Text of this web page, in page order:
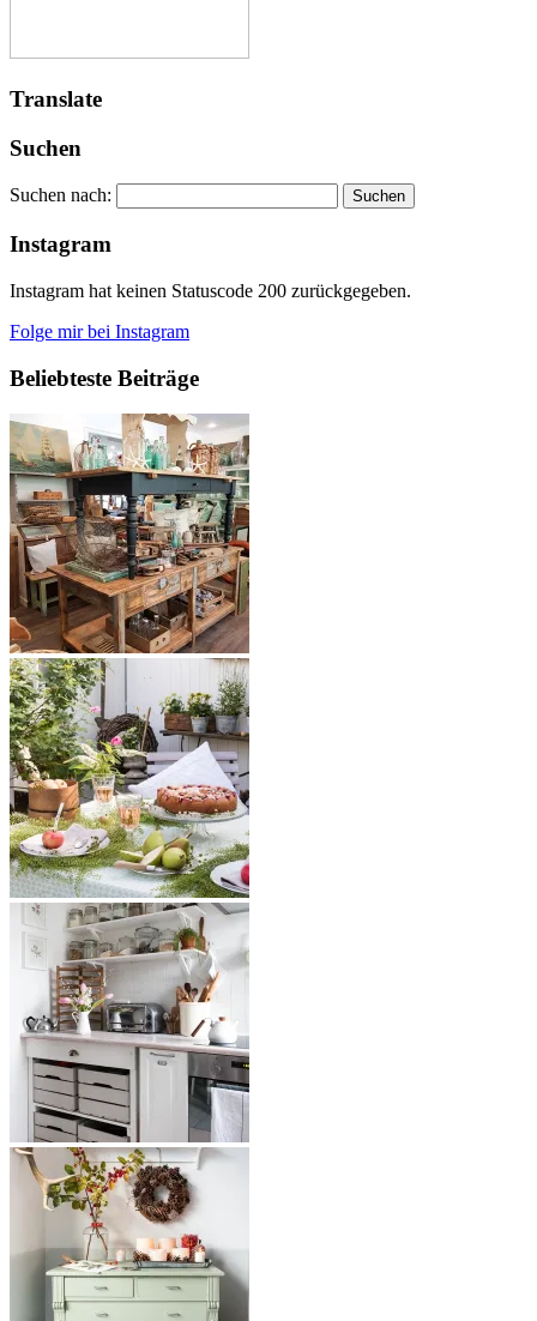
Translate
Suchen
Suchen nach:
Instagram
Instagram hat keinen Statuscode 200 zurückgegeben.
Folge mir bei Instagram
Beliebteste Beiträge